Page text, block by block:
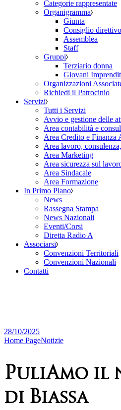
Categorie rappresentate
Organigramma
Giunta
Consiglio direttivo
Assemblea
Staff
Gruppi
Terziario donna
Giovani
Organizzazioni
Richiedi il Patrocinio
Servizi
Tutti i Servizi
Avvio e gestione delle
Area contabilità e
Area Credito e Finanza
Area lavoro,
Area Marketing
Area sicurezza sul
Area Sindacale
Area Formazione
In Primo Piano
News
Rassegna Stampa
News Nazionali
Eventi/Corsi
Diretta Radio A
Associarsi
Convenzioni Territoriali
Convenzioni Nazionali
Contatti
28/10/2025
Home PageNotizie
PuliAmo
di Biassa